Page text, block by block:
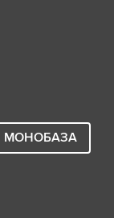
МОНОБАЗА